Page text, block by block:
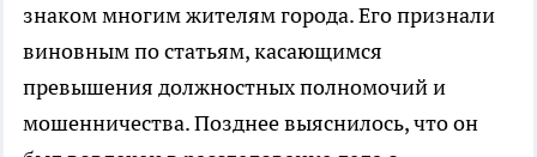
знаком многим жителям города. Его признали
виновным по статьям, касающимся
превышения должностных полномочий и
мошенничества. Позднее выяснилось, что он